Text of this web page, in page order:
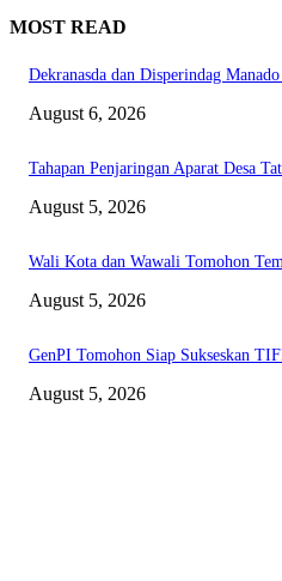
MOST READ
Dekranasda dan Disperindag
August 6, 2026
Tahapan Penjaringan Aparat Desa
August 5, 2026
Wali Kota dan Wawali Tomohon
August 5, 2026
GenPI Tomohon Siap Sukseskan
August 5, 2026